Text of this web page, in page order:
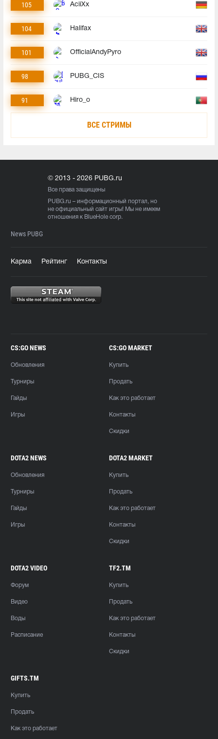
105 AciiXx
104 Halifax
101 OfficialAndyPyro
98 PUBG_CIS
91 Hiro_o
ВСЕ СТРИМЫ
© 2013 - 2026 PUBG.ru
Все права защищены
PUBG.ru – информационный портал, но
не официальный сайт игры! Мы не имеем
отношения к BlueHole corp.
News PUBG
Карма Рейтинг Контакты
CS:GO NEWS
Обновления
Турниры
Гайды
Игры
CS:GO MARKET
Купить
Продать
Как это работает
Контакты
Скидки
DOTA2 NEWS
Обновления
Турниры
Гайды
Игры
DOTA2 MARKET
Купить
Продать
Как это работает
Контакты
Скидки
DOTA2 VIDEO
Форум
Видео
Воды
Расписание
TF2.TM
Купить
Продать
Как это работает
Контакты
Скидки
GIFTS.TM
Купить
Продать
Как это работает